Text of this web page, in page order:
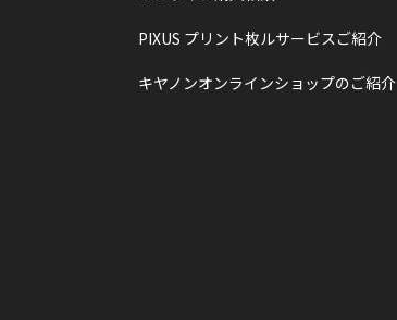
PIXUS プリント枚ルサービスご紹介
キヤノンオンラインショップのご紹介